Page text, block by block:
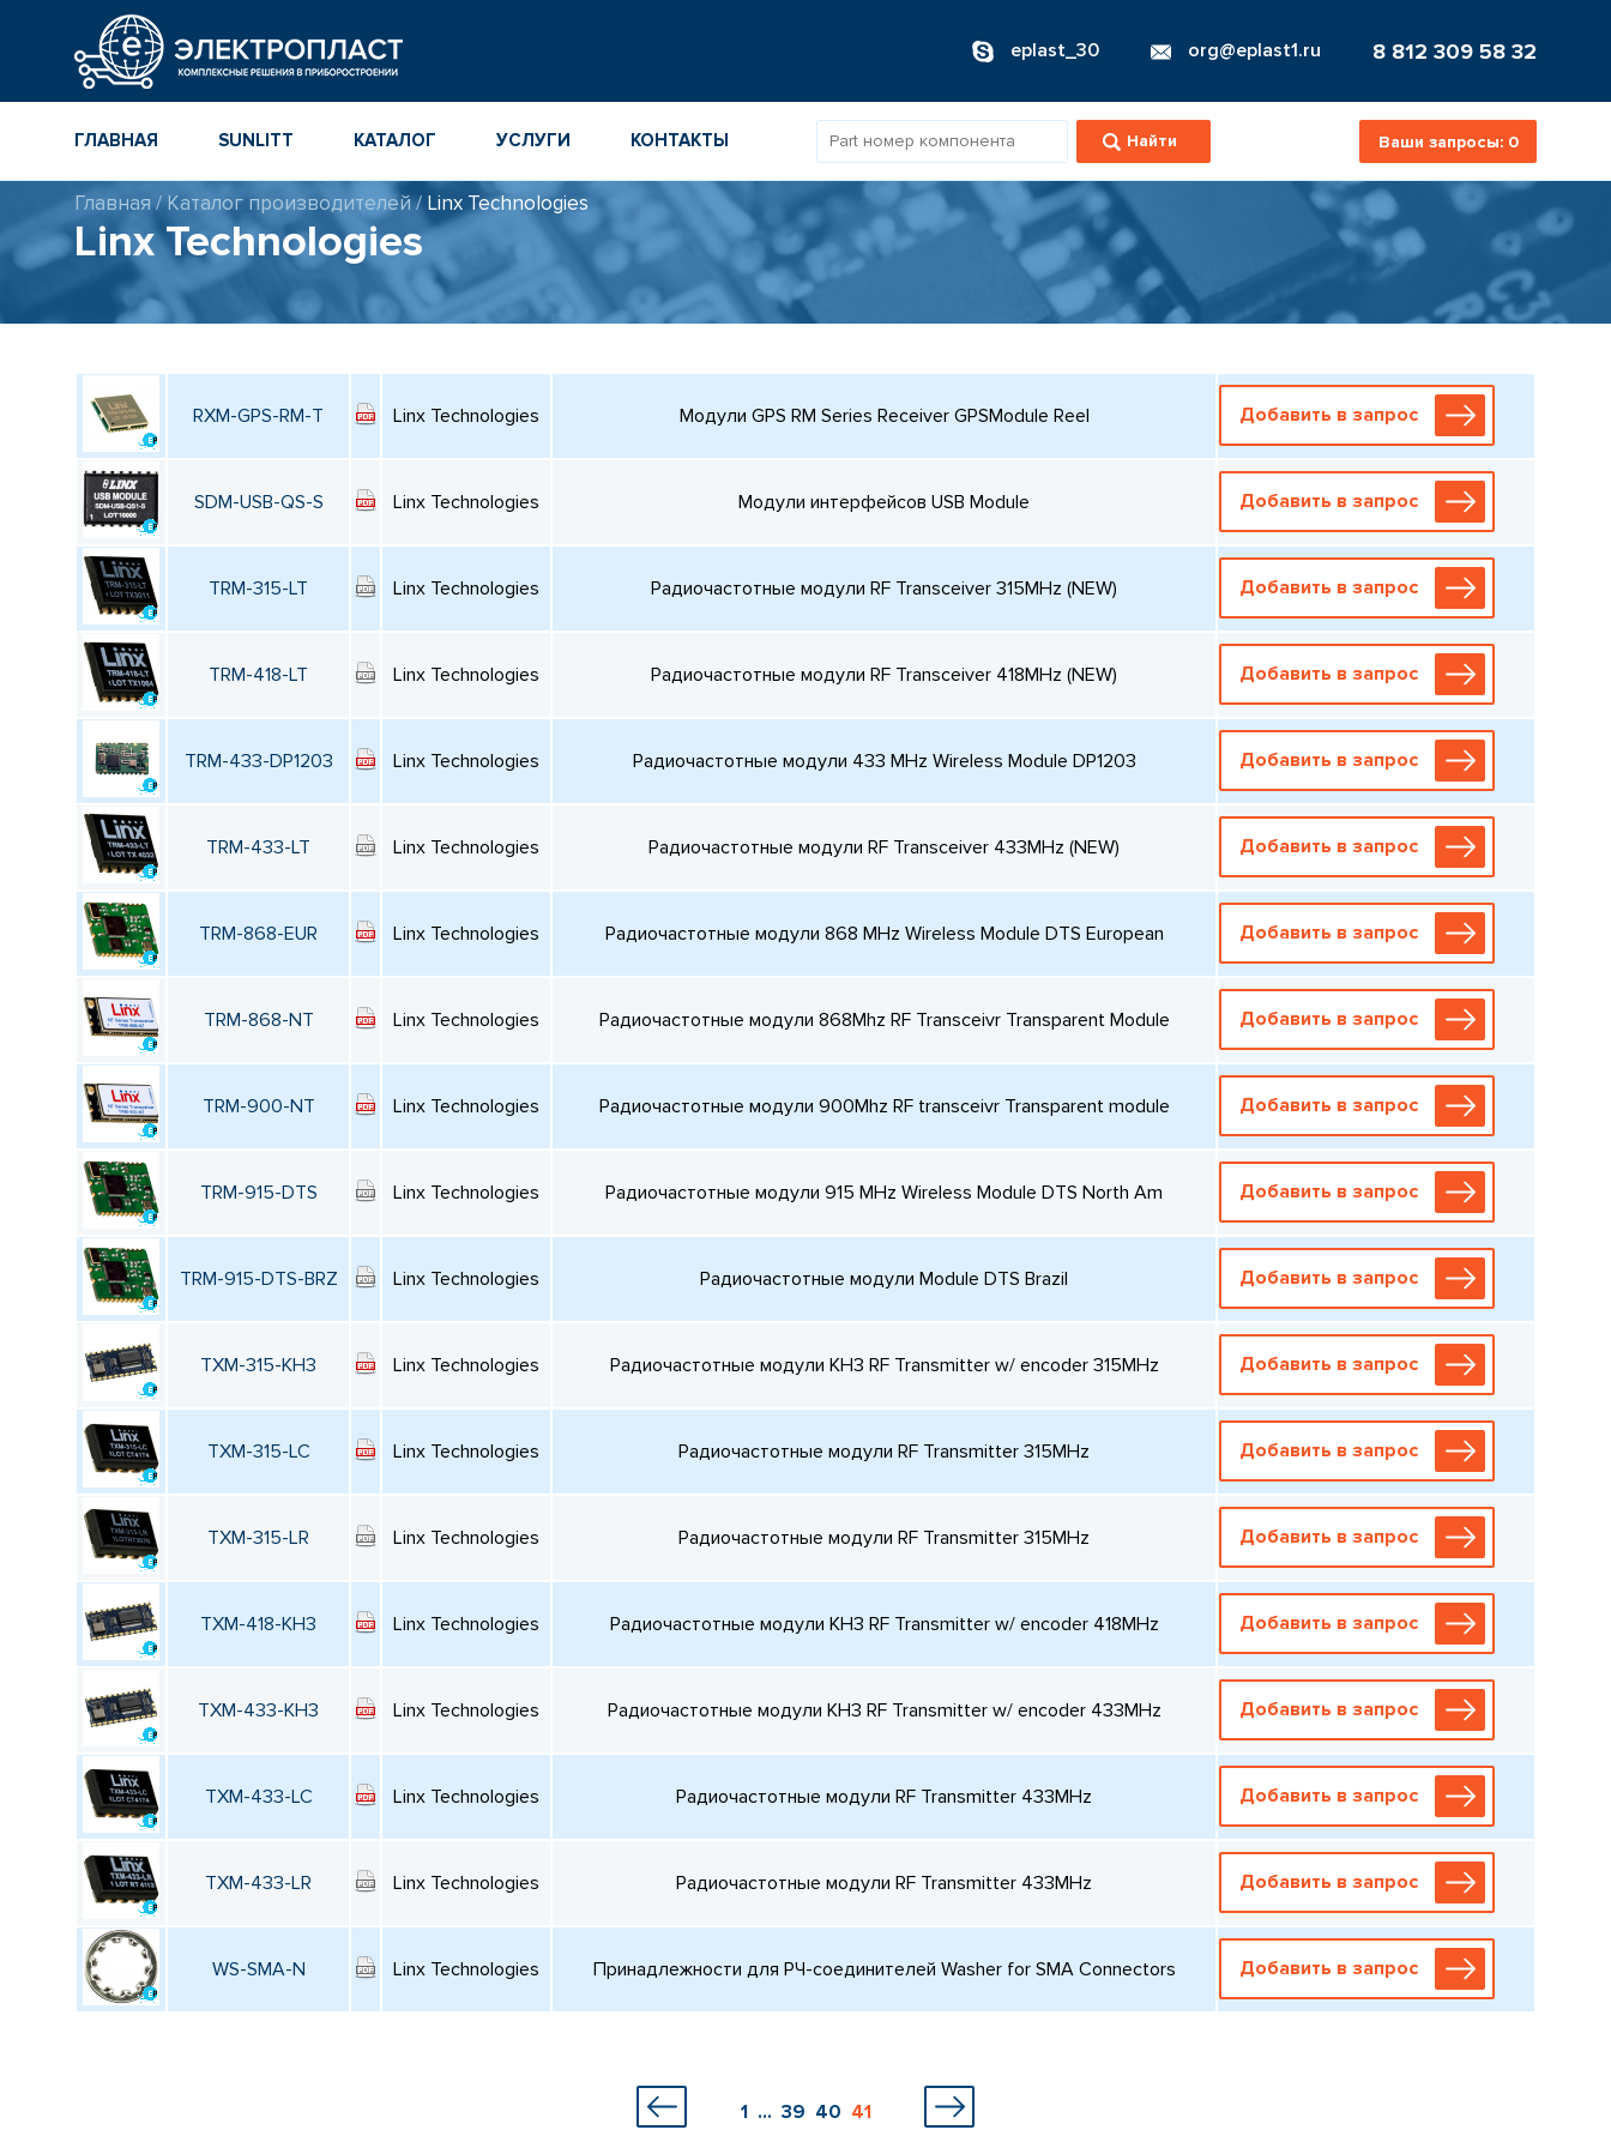
eplast_30 org@eplast1.ru 8 812 309 58 32
ГЛАВНАЯ SUNLITT
МНОГОСЛОЙНЫЕ
КЕРАМИЧЕСКИЕ ЧИП-
КОНДЕНСАТОРЫ
ПОВЕРХНОСТНОГО
И ТОНКОПЛЕНОЧНЫЕ
РЕЗИСТОРЫ ДЛЯ
ПОВЕРХНОСТНОГО
КАТАЛОГ
КАТАЛОГ
КОМПОНЕНТОВ
КАТАЛОГ ПРИБОРОВ
ИНСТРУМЕНТОВ
УСЛУГИ КОНТАКТЫ Ваши запросы: 0
Главная / Каталог производителей/ Linx Technologies
Linx Technologies
RXM-GPS-RM-T Linx Technologies Модули GPS RM Series Receiver GPSModule Reel Добавить в запрос
SDM-USB-QS-S Linx Technologies Модули интерфейсов USB Module Добавить в запрос
TRM-315-LT Linx Technologies Радиочастотные модули RF Transceiver 315MHz (NEW) Добавить в запрос
TRM-418-LT Linx Technologies Радиочастотные модули RF Transceiver 418MHz (NEW) Добавить в запрос
TRM-433-DP1203 Linx Technologies Радиочастотные модули 433 MHz Wireless Module DP1203 Добавить в запрос
TRM-433-LT Linx Technologies Радиочастотные модули RF Transceiver 433MHz (NEW) Добавить в запрос
TRM-868-EUR Linx Technologies Радиочастотные модули 868 MHz Wireless Module DTS European Добавить в запрос
TRM-868-NT Linx Technologies Радиочастотные модули 868Mhz RF Transceivr Transparent Module Добавить в запрос
TRM-900-NT Linx Technologies Радиочастотные модули 900Mhz RF transceivr Transparent module Добавить в запрос
TRM-915-DTS Linx Technologies Радиочастотные модули 915 MHz Wireless Module DTS North Am Добавить в запрос
TRM-915-DTS-BRZ Linx Technologies Радиочастотные модули Module DTS Brazil Добавить в запрос
TXM-315-KH3 Linx Technologies Радиочастотные модули KH3 RF Transmitter w/ encoder 315MHz Добавить в запрос
TXM-315-LC Linx Technologies Радиочастотные модули RF Transmitter 315MHz Добавить в запрос
TXM-315-LR Linx Technologies Радиочастотные модули RF Transmitter 315MHz Добавить в запрос
TXM-418-KH3 Linx Technologies Радиочастотные модули KH3 RF Transmitter w/ encoder 418MHz Добавить в запрос
TXM-433-KH3 Linx Technologies Радиочастотные модули KH3 RF Transmitter w/ encoder 433MHz Добавить в запрос
TXM-433-LC Linx Technologies Радиочастотные модули RF Transmitter 433MHz Добавить в запрос
TXM-433-LR Linx Technologies Радиочастотные модули RF Transmitter 433MHz Добавить в запрос
WS-SMA-N Linx Technologies Принадлежности для РЧ-соединителей Washer for SMA Connectors Добавить в запрос
1 ... 39 40 41